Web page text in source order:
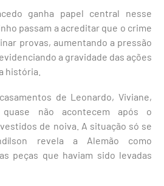
ganha papel central nesse
passam a acreditar que o crime
provas, aumentando a pressão
a gravidade das ações
história.
de Leonardo, Viviane,
não acontecem após o
de noiva. A situação só se
revela a Alemão como
peças que haviam sido levadas